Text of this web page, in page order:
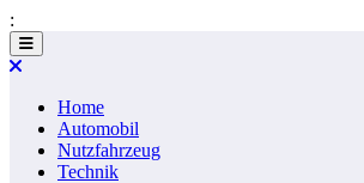
:
Zum
Inhalt
Home
Automobil
Nutzfahrzeug
Technik